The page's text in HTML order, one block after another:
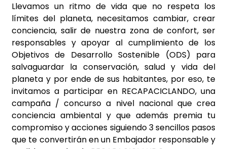
Llevamos un ritmo de vida que no respeta los
límites del planeta, necesitamos cambiar, crear
conciencia, salir de nuestra zona de confort, ser
responsables y apoyar al cumplimiento de los
Objetivos de Desarrollo Sostenible (ODS) para
salvaguardar la conservación, salud y vida del
planeta y por ende de sus habitantes, por eso, te
invitamos a participar en RECAPACICLANDO, una
campaña / concurso a nivel nacional que crea
conciencia ambiental y que además premia tu
compromiso y acciones siguiendo 3 sencillos pasos
que te convertirán en un Embajador responsable y